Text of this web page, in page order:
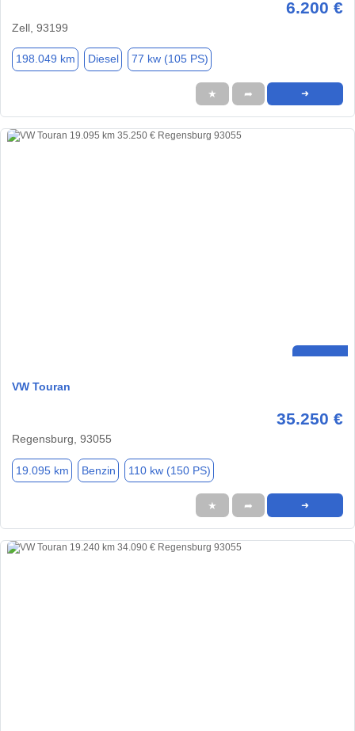
6.200 €
Zell, 93199
198.049 km Diesel 77 kw (105 PS)
★ ➦ ➜
VW Touran
35.250 €
Regensburg, 93055
19.095 km Benzin 110 kw (150 PS)
★ ➦ ➜